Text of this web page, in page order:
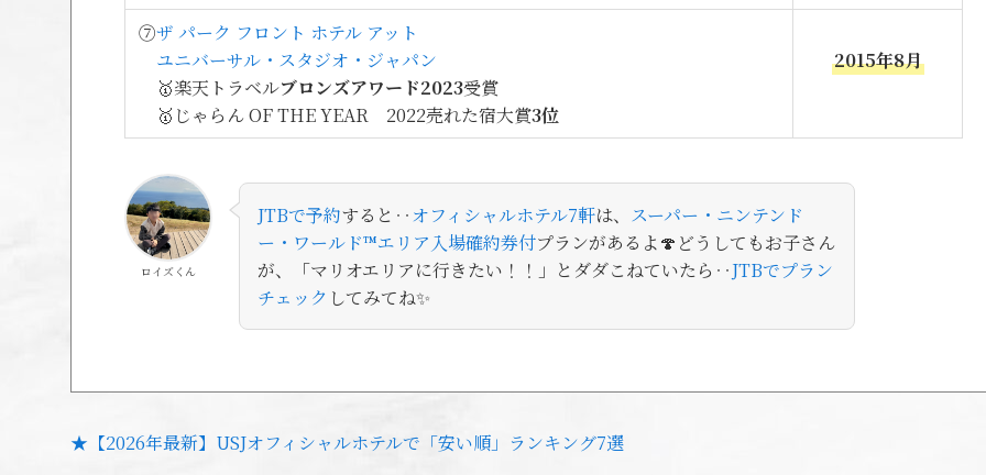
⑦ザ パーク フロント ホテル アット
ユニバーサル・スタジオ・ジャパン
🥇楽天トラベルブロンズアワード2023受賞
🥇じゃらん OF THE YEAR 2022売れた宿大賞3位
2015年8月
ロイズくん
JTBで予約すると‥オフィシャルホテル7軒は、 スーパー・ニンテンド
ー・ワールド™エリア入場確約券付プランがあるよ🍄どうしてもお子さん
が、「マリオエリアに行きたい！！」とダダこねていたら‥JTBでプラン
チェック してみてね✨
★【2026年最新】USJオフィシャルホテルで「安い順」ランキング7選